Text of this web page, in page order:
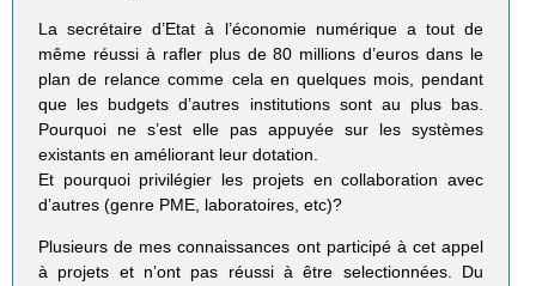
La secrétaire d’Etat à l’économie numérique a tout de
même réussi à rafler plus de 80 millions d’euros dans le
plan de relance comme cela en quelques mois, pendant
que les budgets d’autres institutions sont au plus bas.
Pourquoi ne s’est elle pas appuyée sur les systèmes
existants en améliorant leur dotation.
Et pourquoi privilégier les projets en collaboration avec
d’autres (genre PME, laboratoires, etc)?
Plusieurs de mes connaissances ont participé à cet appel
à projets et n’ont pas réussi à être selectionnées. Du